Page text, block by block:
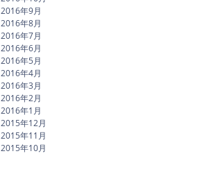
2016年9月
2016年8月
2016年7月
2016年6月
2016年5月
2016年4月
2016年3月
2016年2月
2016年1月
2015年12月
2015年11月
2015年10月